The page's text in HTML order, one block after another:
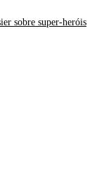
sobre super-heróis